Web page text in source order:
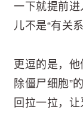
一下就提前
儿不是“有关
更逗的是，
除僵尸细胞”
回拉一拉，